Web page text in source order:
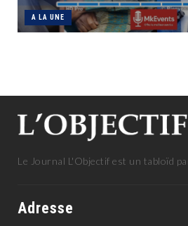
A LA UNE
Le Journal L'Objectif est un tabloïd
Adresse